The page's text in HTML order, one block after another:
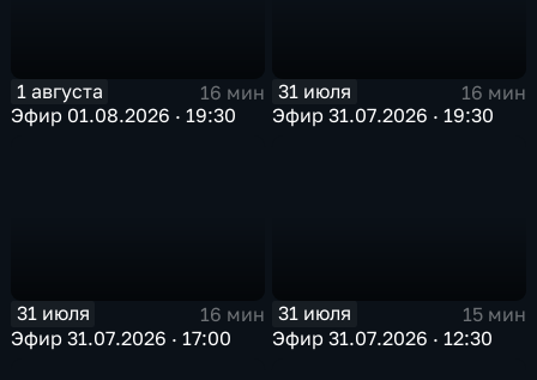
1 августа
16 мин
Эфир 01.08.2026 · 19:30
31 июля
16 мин
Эфир 31.07.2026 · 19:30
31 июля
16 мин
Эфир 31.07.2026 · 17:00
31 июля
15 мин
Эфир 31.07.2026 · 12:30